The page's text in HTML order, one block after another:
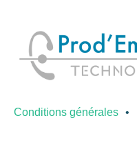
Conditions générales